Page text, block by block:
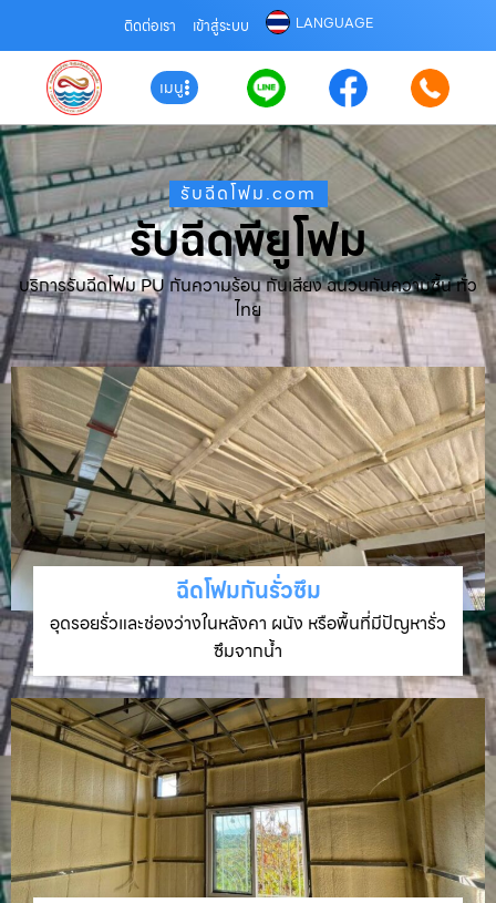
ติดต่อเรา เข้าสู่ระบบ LANGUAGE
เมนู
รับฉีดโฟม.com
รับฉีดพียูโฟม
บริการรับฉีดโฟม PU กันความร้อน กันเสียง ฉนวนกันความชื้น ทั่ว
ไทย
ฉีดโฟมกันรั่วซึม
อุดรอยรั่วและช่องว่างในหลังคา ผนัง หรือพื้นที่มีปัญหารั่ว
ซึมจากน้ำ